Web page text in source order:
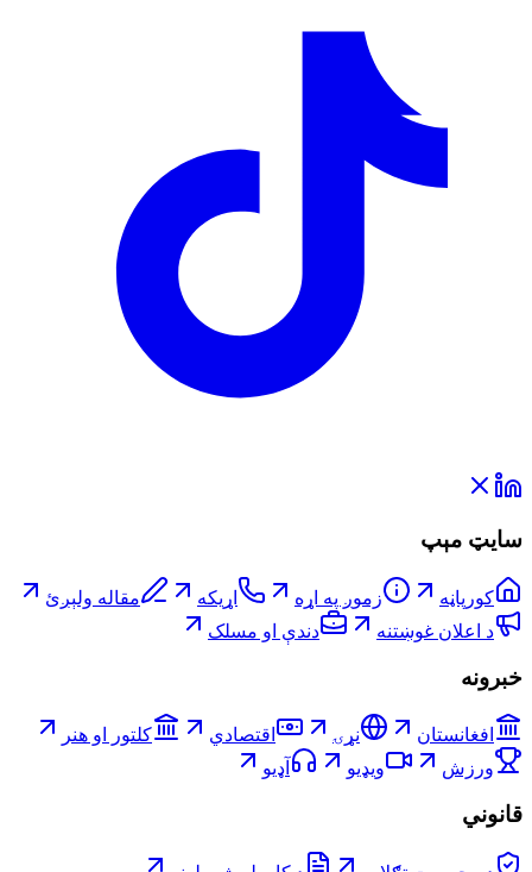
سایټ مېپ
کورپاڼه زموږ په اړه اړیکه
مقاله ولېږئ
د اعلان غوښتنه
دندې او مسلک
خبرونه
افغانستان نړۍ اقتصادي
کلتور او هنر
ورزش
ویډیو آډیو
قانوني